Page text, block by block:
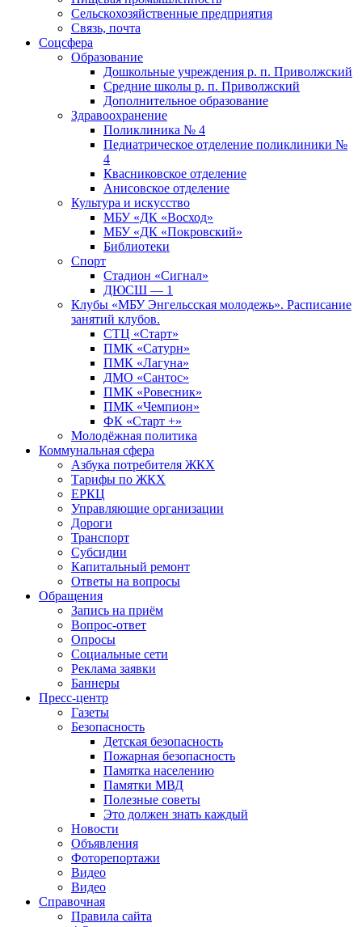
Сельскохозяйственные предприятия
Связь, почта
Соцсфера
Образование
Дошкольные учреждения р. п. Приволжский
Средние школы р. п. Приволжский
Дополнительное образование
Здравоохранение
Поликлиника № 4
Педиатрическое отделение поликлиники №
4
Квасниковское отделение
Анисовское отделение
Культура и искусство
МБУ «ДК «Восход»
МБУ «ДК «Покровский»
Библиотеки
Спорт
Стадион «Сигнал»
ДЮСШ — 1
Клубы «МБУ Энгельсская молодежь». Расписание
занятий клубов.
СТЦ «Старт»
ПМК «Сатурн»
ПМК «Лагуна»
ДМО «Сантос»
ПМК «Ровесник»
ПМК «Чемпион»
ФК «Старт +»
Молодёжная политика
Коммунальная сфера
Азбука потребителя ЖКХ
Тарифы по ЖКХ
ЕРКЦ
Управляющие организации
Дороги
Транспорт
Субсидии
Капитальный ремонт
Ответы на вопросы
Обращения
Запись на приём
Вопрос-ответ
Опросы
Социальные сети
Реклама заявки
Баннеры
Пресс-центр
Газеты
Безопасность
Детская безопасность
Пожарная безопасность
Памятка населению
Памятки МВД
Полезные советы
Это должен знать каждый
Новости
Объявления
Фоторепортажи
Видео
Видео
Справочная
Правила сайта